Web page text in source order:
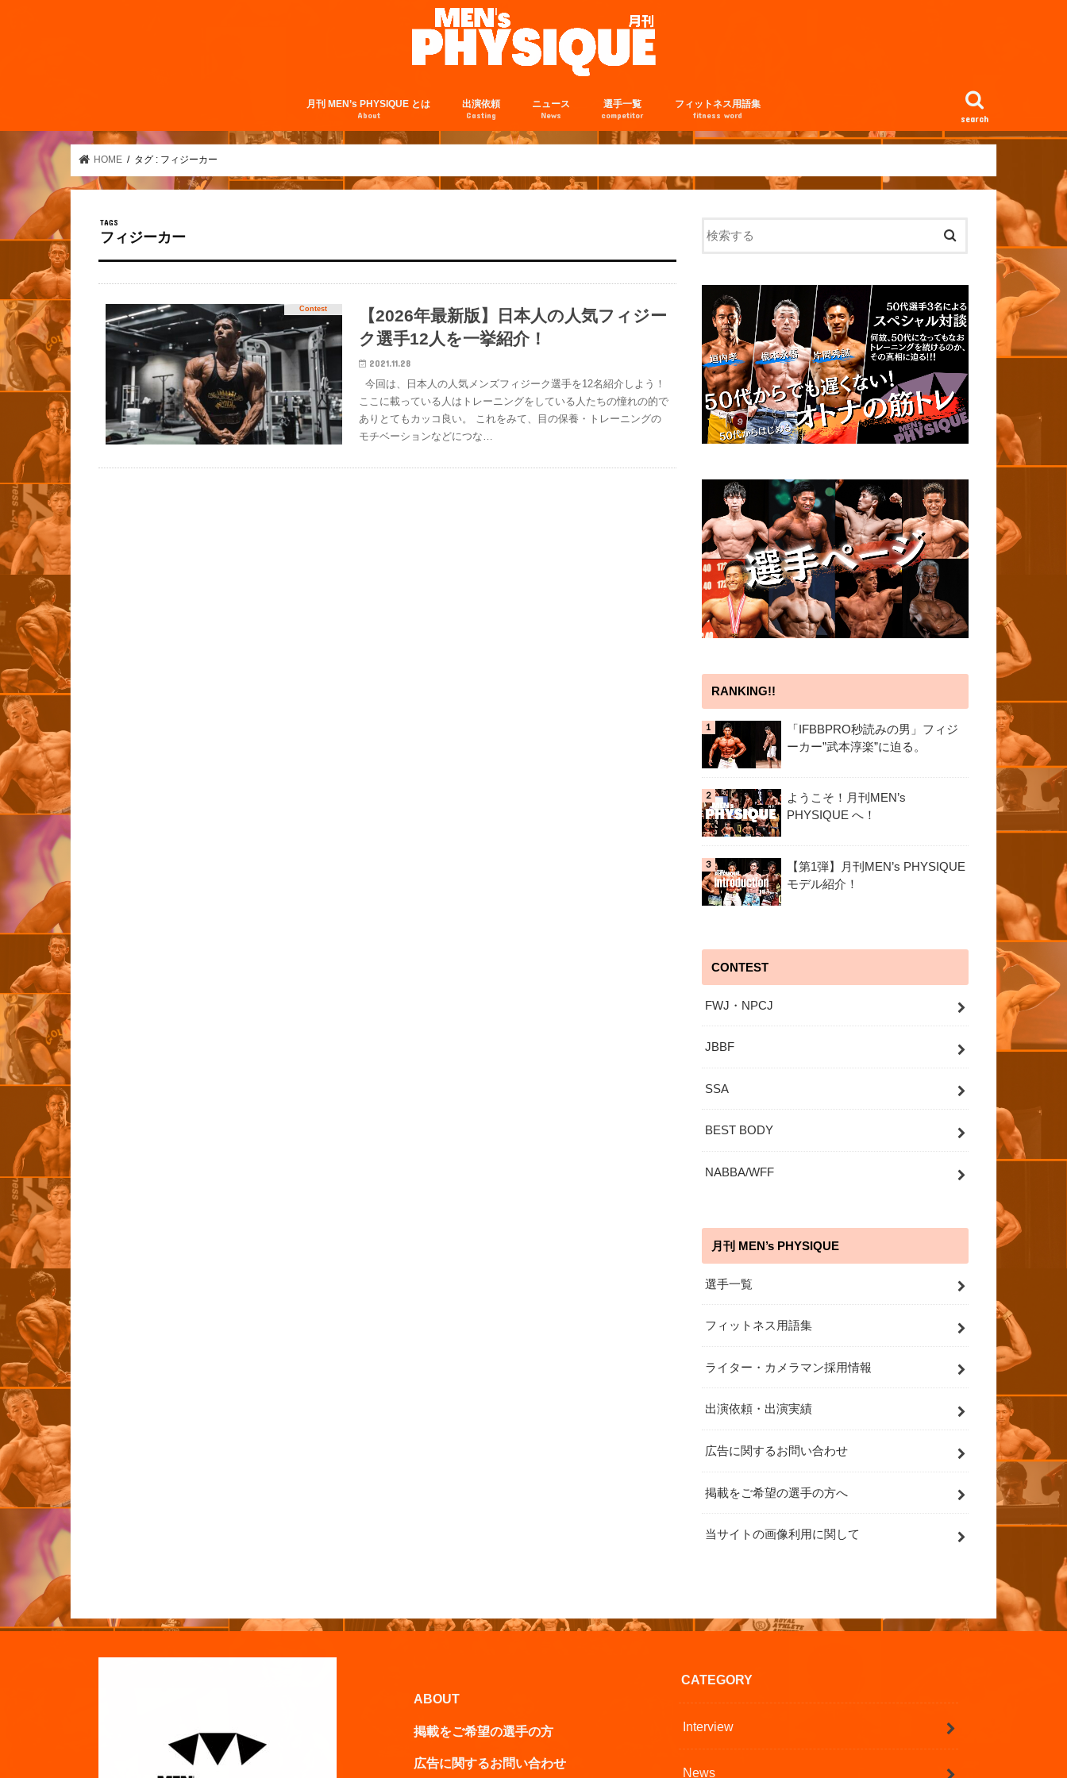
search
月刊 MEN’s PHYSIQUE とは
About
出演依頼
Casting
ニュース
News
選手一覧
competitor
フィットネス用語集
fitness word
HOME タグ : フィジーカー
フィジーカー
Contest
【2026年最新版】日本人の人気フィジー
ク選手12人を一挙紹介！
2021.11.28
今回は、日本人の人気メンズフィジーク選手を12名紹介しよう！
ここに載っている人はトレーニングをしている人たちの憧れの的で
ありとてもカッコ良い。 これをみて、目の保養・トレーニングの
モチベーションなどにつな…
RANKING!!
「IFBBPRO秒読みの男」フィジ
ーカー”武本淳楽”に迫る。
ようこそ！月刊MEN’s
PHYSIQUE へ！
【第1弾】月刊MEN’s PHYSIQUE
モデル紹介！
CONTEST
FWJ・NPCJ
JBBF
SSA
BEST BODY
NABBA/WFF
月刊 MEN’s PHYSIQUE
選手一覧
フィットネス用語集
ライター・カメラマン採用情報
出演依頼・出演実績
広告に関するお問い合わせ
掲載をご希望の選手の方へ
当サイトの画像利用に関して
ABOUT
掲載をご希望の選手の方
広告に関するお問い合わせ
CATEGORY
Interview
News